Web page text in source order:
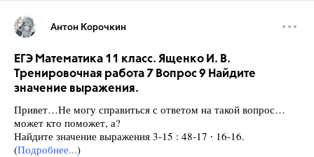
Антон Корочкин
ЕГЭ Математика 11 класс. Ященко И. В.
Тренировочная работа 7 Вопрос 9 Найдите
значение выражения.
Привет…Не могу справиться с ответом на такой вопрос…
может кто поможет, а?
Найдите значение выражения 3-15 : 48-17 ∙ 16-16.
(Подробнее...)